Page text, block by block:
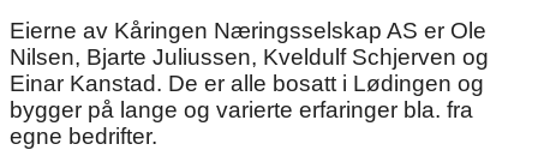
Eierne av Kåringen Næringsselskap AS er Ole
Nilsen, Bjarte Juliussen, Kveldulf Schjerven og
Einar Kanstad. De er alle bosatt i Lødingen og
bygger på lange og varierte erfaringer bla. fra
egne bedrifter.